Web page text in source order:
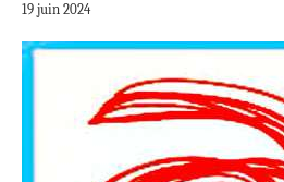
19 juin 2024